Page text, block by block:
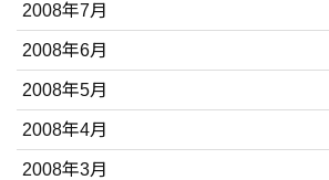
2008年7月
2008年6月
2008年5月
2008年4月
2008年3月